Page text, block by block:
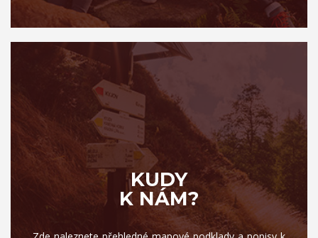
KUDY
K NÁM?